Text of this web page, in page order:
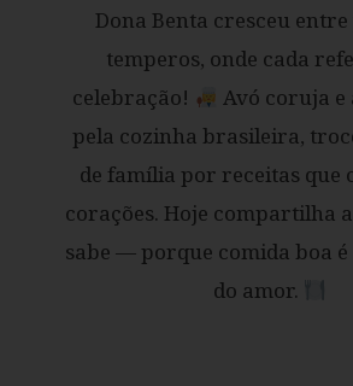
Dona Benta cresceu entre
temperos, onde cada
celebração!
Avó coruja
pela cozinha brasileira,
de família por receitas que
corações. Hoje compartilha
sabe — porque comida boa
do amor.